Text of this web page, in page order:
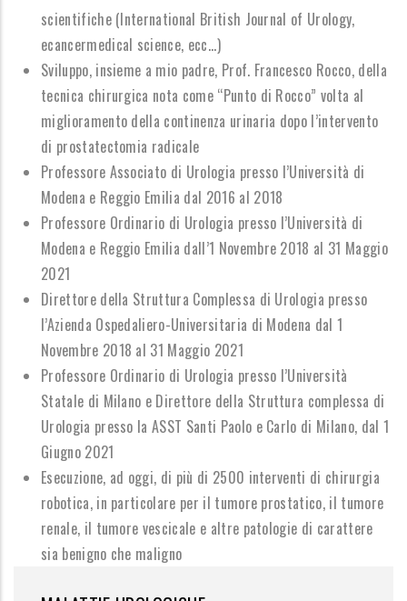
scientifiche (International British Journal of Urology,
ecancermedical science, ecc...)
Sviluppo, insieme a mio padre, Prof. Francesco Rocco, della
tecnica chirurgica nota come “Punto di Rocco” volta al
miglioramento della continenza urinaria dopo l’intervento
di prostatectomia radicale
Professore Associato di Urologia presso l’Università di
Modena e Reggio Emilia dal 2016 al 2018
Professore Ordinario di Urologia presso l’Università di
Modena e Reggio Emilia dall’1 Novembre 2018 al 31 Maggio
2021
Direttore della Struttura Complessa di Urologia presso
l’Azienda Ospedaliero-Universitaria di Modena dal 1
Novembre 2018 al 31 Maggio 2021
Professore Ordinario di Urologia presso l’Università
Statale di Milano e Direttore della Struttura complessa di
Urologia presso la ASST Santi Paolo e Carlo di Milano, dal 1
Giugno 2021
Esecuzione, ad oggi, di più di 2500 interventi di chirurgia
robotica, in particolare per il tumore prostatico, il tumore
renale, il tumore vescicale e altre patologie di carattere
sia benigno che maligno